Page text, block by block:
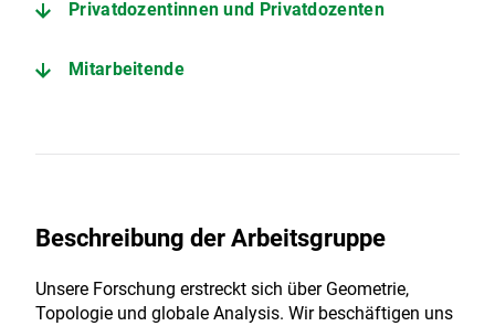
Privatdozentinnen und Privatdozenten
Mitarbeitende
Beschreibung der Arbeitsgruppe
Unsere Forschung erstreckt sich über Geometrie,
Topologie und globale Analysis. Wir beschäftigen uns